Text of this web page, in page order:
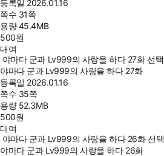
등록일 2026.01.16
쪽수 31쪽
용량45.4MB
500원
대여
야마다 군과 Lv999의 사랑을 하다 27화 선택
야마다 군과 Lv999의 사랑을 하다 27화
등록일 2026.01.16
쪽수 35쪽
용량 52.3MB
500원
대여
야마다 군과 Lv999의 사랑을 하다 26화 선택
야마다 군과 Lv999의 사랑을 하다 26화